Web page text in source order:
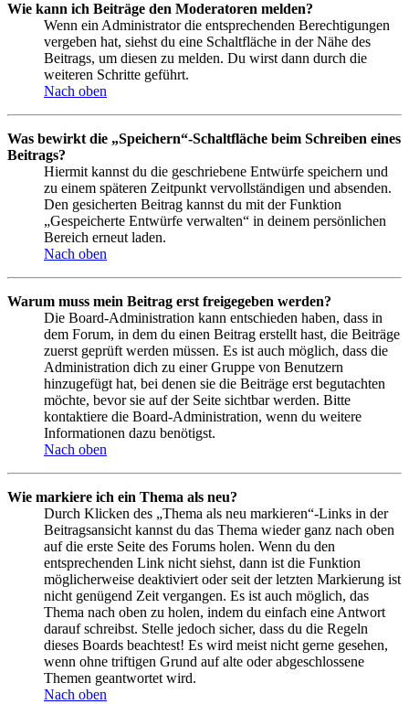
Wie kann ich Beiträge den Moderatoren melden?
Wenn ein Administrator die entsprechenden Berechtigungen
vergeben hat, siehst du eine Schaltfläche in der Nähe des
Beitrags, um diesen zu melden. Du wirst dann durch die
weiteren Schritte geführt.
Nach oben
Was bewirkt die „Speichern“-Schaltfläche beim Schreiben eines
Beitrags?
Hiermit kannst du die geschriebene Entwürfe speichern und
zu einem späteren Zeitpunkt vervollständigen und absenden.
Den gesicherten Beitrag kannst du mit der Funktion
„Gespeicherte Entwürfe verwalten“ in deinem persönlichen
Bereich erneut laden.
Nach oben
Warum muss mein Beitrag erst freigegeben werden?
Die Board-Administration kann entschieden haben, dass in
dem Forum, in dem du einen Beitrag erstellt hast, die Beiträge
zuerst geprüft werden müssen. Es ist auch möglich, dass die
Administration dich zu einer Gruppe von Benutzern
hinzugefügt hat, bei denen sie die Beiträge erst begutachten
möchte, bevor sie auf der Seite sichtbar werden. Bitte
kontaktiere die Board-Administration, wenn du weitere
Informationen dazu benötigst.
Nach oben
Wie markiere ich ein Thema als neu?
Durch Klicken des „Thema als neu markieren“-Links in der
Beitragsansicht kannst du das Thema wieder ganz nach oben
auf die erste Seite des Forums holen. Wenn du den
entsprechenden Link nicht siehst, dann ist die Funktion
möglicherweise deaktiviert oder seit der letzten Markierung ist
nicht genügend Zeit vergangen. Es ist auch möglich, das
Thema nach oben zu holen, indem du einfach eine Antwort
darauf schreibst. Stelle jedoch sicher, dass du die Regeln
dieses Boards beachtest! Es wird meist nicht gerne gesehen,
wenn ohne triftigen Grund auf alte oder abgeschlossene
Themen geantwortet wird.
Nach oben